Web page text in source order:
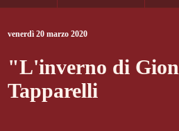
venerdì 20 marzo 2020
"L'inverno di
Tapparelli